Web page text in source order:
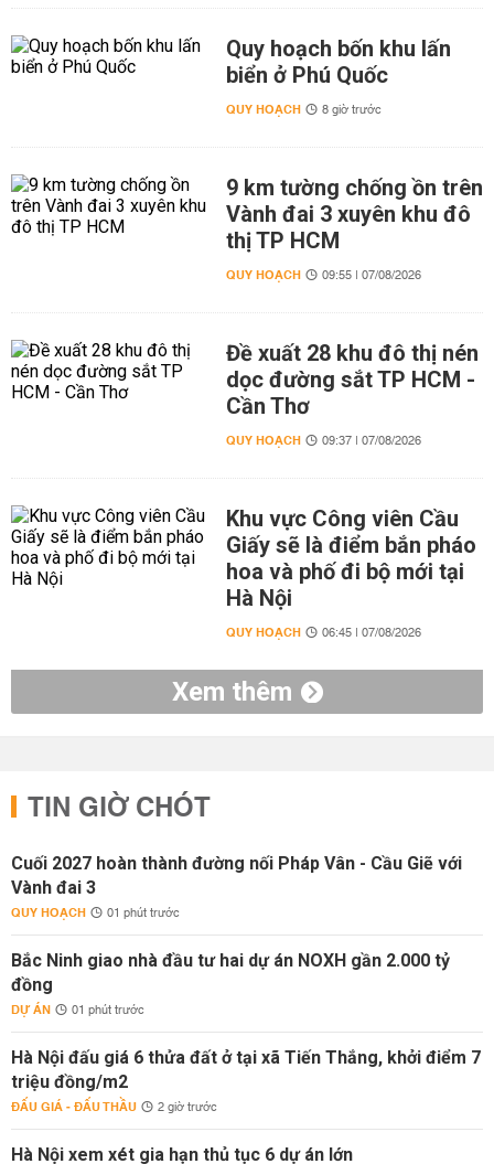
Quy hoạch bốn khu lấn
biển ở Phú Quốc
QUY HOẠCH 8 giờ trước
9 km tường chống ồn trên
Vành đai 3 xuyên khu đô
thị TP HCM
QUY HOẠCH 09:55 | 07/08/2026
Đề xuất 28 khu đô thị nén
dọc đường sắt TP HCM -
Cần Thơ
QUY HOẠCH 09:37 | 07/08/2026
Khu vực Công viên Cầu
Giấy sẽ là điểm bắn pháo
hoa và phố đi bộ mới tại
Hà Nội
QUY HOẠCH 06:45 | 07/08/2026
Xem thêm
TIN GIỜ CHÓT
Cuối 2027 hoàn thành đường nối Pháp Vân - Cầu Giẽ với
Vành đai 3
QUY HOẠCH 01 phút trước
Bắc Ninh giao nhà đầu tư hai dự án NOXH gần 2.000 tỷ
đồng
DỰ ÁN 01 phút trước
Hà Nội đấu giá 6 thửa đất ở tại xã Tiến Thắng, khởi điểm 7
triệu đồng/m2
ĐẤU GIÁ - ĐẤU THẦU 2 giờ trước
Hà Nội xem xét gia hạn thủ tục 6 dự án lớn